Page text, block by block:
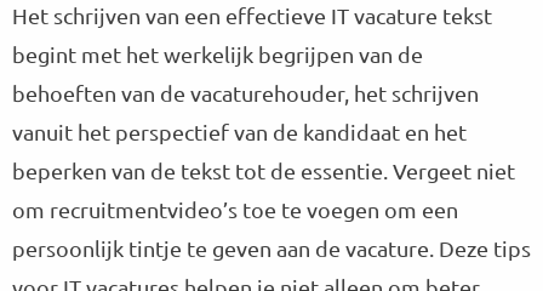
Het schrijven van een effectieve IT vacature tekst
begint met het werkelijk begrijpen van de
behoeften van de vacaturehouder, het schrijven
vanuit het perspectief van de kandidaat en het
beperken van de tekst tot de essentie. Vergeet niet
om recruitmentvideo’s toe te voegen om een
persoonlijk tintje te geven aan de vacature. Deze tips